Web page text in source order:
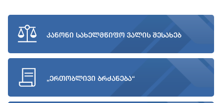
კანონი სახელმწიფო ვალის შესახებ
„ერთობლივი ბრძანება“